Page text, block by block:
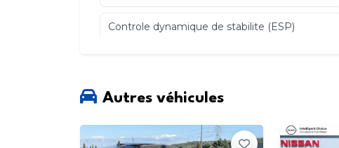
Controle dynamique de stabilite (ESP)
Filtre a pollen
Autres véhicules